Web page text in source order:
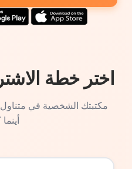
اختر خطة
مكتبتك الشخصية في متناول